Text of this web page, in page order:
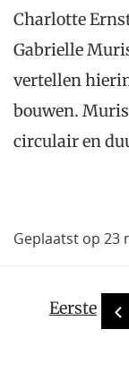
Charlotte
Gabrielle
vertellen
bouwen.
circulair en
Geplaatst op 23
Eerste